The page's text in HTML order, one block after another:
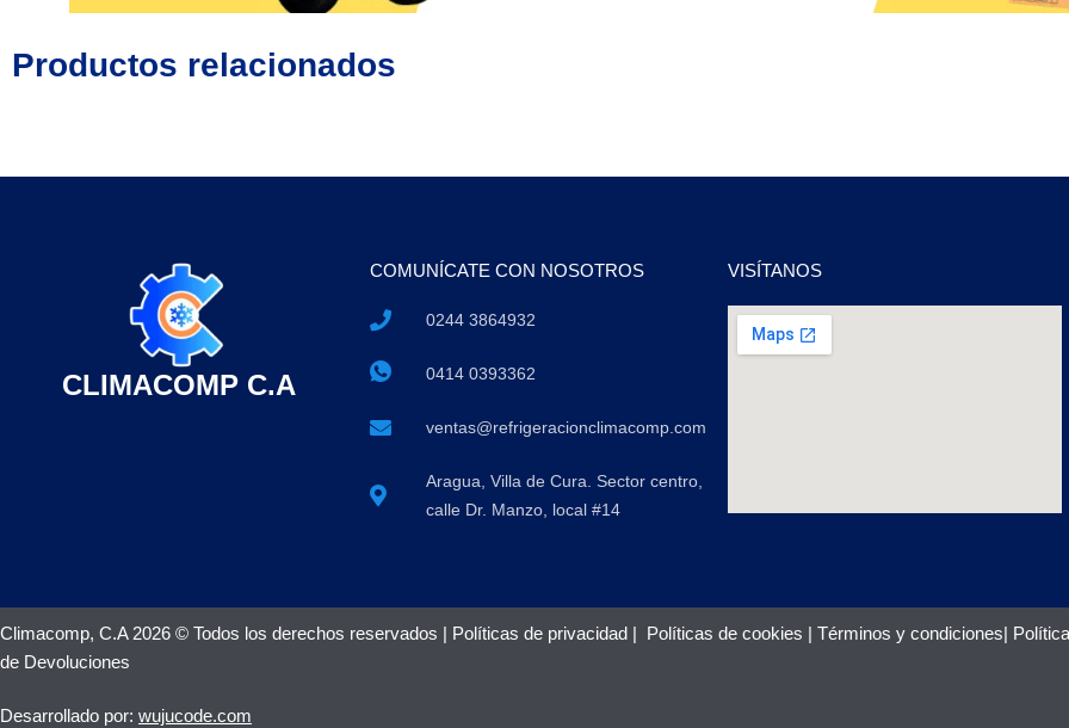
Productos relacionados
CLIMACOMP C.A
COMUNÍCATE CON NOSOTROS
0244 3864932
0414 0393362
ventas@refrigeracionclimacomp.com
Aragua, Villa de Cura. Sector centro,
calle Dr. Manzo, local #14
VISÍTANOS
Climacomp, C.A 2026 © Todos los derechos reservados | Políticas de privacidad | Políticas de cookies | Términos y condiciones| Política
de Devoluciones
Desarrollado por: wujucode.com